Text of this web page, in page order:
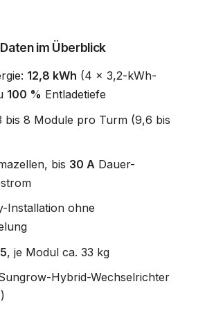
im Überblick
12,8 kWh (4 x 3,2-kWh-
100 % Entladetiefe
bis 8 Module pro Turm (9,6 bis
bis 30 A Dauer-
Installation ohne
, je Modul ca. 33 kg
Hybrid-Wechselrichter